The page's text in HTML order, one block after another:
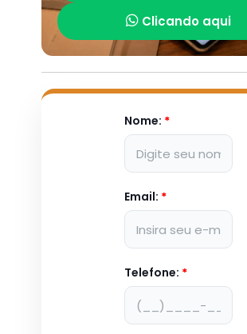
Clicando aqui
Nome: *
Email: *
Telefone: *